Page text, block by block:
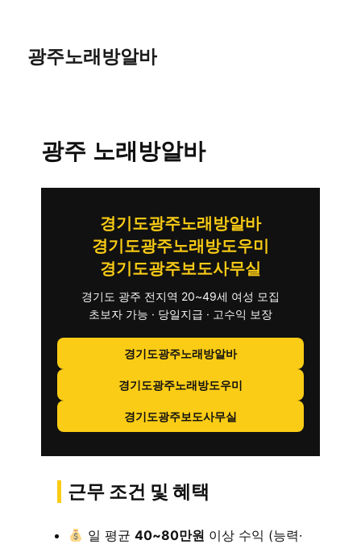
광주노래방알바
광주 노래방알바
경기도광주노래방알바
경기도광주노래방도우미
경기도광주보도사무실
경기도 광주 전지역 20~49세 여성 모집
초보자 가능 · 당일지급 · 고수익 보장
경기도광주노래방알바
경기도광주노래방도우미
경기도광주보도사무실
근무 조건 및 혜택
일 평균 40~80만원 이상 수익 (능력·